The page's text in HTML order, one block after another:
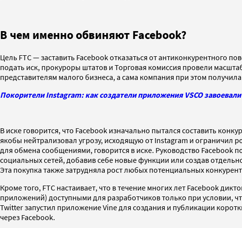
В чем именно обвиняют Facebook?
Цель FTC — заставить Facebook отказаться от антиконкурентного
подать иск, прокуроры штатов и Торговая комиссия провели
представителям малого бизнеса, а сама компания при этом
Покорители Instagram: как создатели приложения VSCO
В иске говорится, что Facebook изначально пытался составить
якобы нейтрализовал угрозу, исходящую от Instagram и ограничил
для обмена сообщениями, говорится в иске. Руководство
социальных сетей, добавив себе новые функции или создав
Эта покупка также затрудняла рост любых потенциальных
Кроме того, FTC настаивает, что в течение многих лет Facebook
приложений) доступными для разработчиков только при условии,
Twitter запустил приложение Vine для создания и публикации
через Facebook.